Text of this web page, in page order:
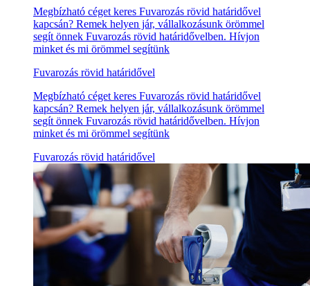
Megbízható céget keres Fuvarozás rövid határidővel
kapcsán? Remek helyen jár, vállalkozásunk örömmel
segít önnek Fuvarozás rövid határidővelben. Hívjon
minket és mi örömmel segítünk
Fuvarozás rövid határidővel
Megbízható céget keres Fuvarozás rövid határidővel
kapcsán? Remek helyen jár, vállalkozásunk örömmel
segít önnek Fuvarozás rövid határidővelben. Hívjon
minket és mi örömmel segítünk
Fuvarozás rövid határidővel